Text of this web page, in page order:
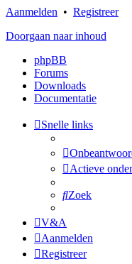
Aanmelden • Registreer
Doorgaan naar inhoud
phpBB
Forums
Downloads
Documentatie
Snelle links
Actieve
Zoek
V&A
Aanmelden
Registreer